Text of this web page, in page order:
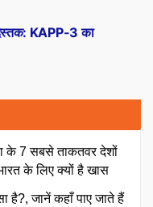
दस्तक: KAPP-3 का
के 7 सबसे ताकतवर देशों
के लिए क्यों है खास
है?, जानें कहाँ पाए जाते हैं